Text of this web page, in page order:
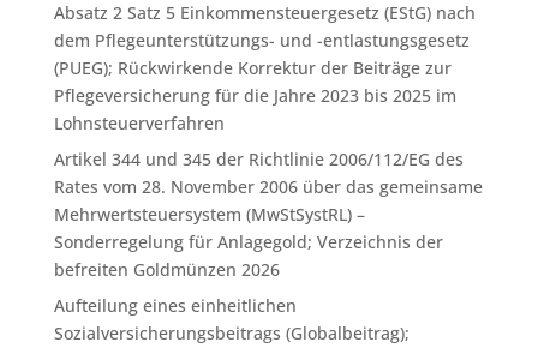
Absatz 2 Satz 5 Einkommensteuergesetz (EStG) nach
dem Pflegeunterstützungs- und -entlastungsgesetz
(PUEG); Rückwirkende Korrektur der Beiträge zur
Pflegeversicherung für die Jahre 2023 bis 2025 im
Lohnsteuerverfahren
Artikel 344 und 345 der Richtlinie 2006/112/EG des
Rates vom 28. November 2006 über das gemeinsame
Mehrwertsteuersystem (MwStSystRL) –
Sonderregelung für Anlagegold; Verzeichnis der
befreiten Goldmünzen 2026
Aufteilung eines einheitlichen
Sozialversicherungsbeitrags (Globalbeitrag);